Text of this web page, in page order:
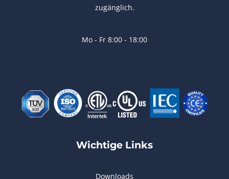
zugänglich.
Mo - Fr 8:00 - 18:00
Wichtige Links
Downloads